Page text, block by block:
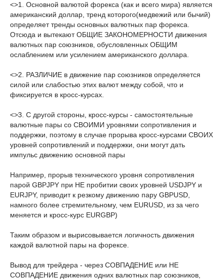
<>1. Основной валютой форекса (как и всего мира) является
американский доллар, тренд которого(медвежий или бычий)
определяет тренды основных валютных пар форекса.
Отсюда и вытекают ОБЩИЕ ЗАКОНОМЕРНОСТИ движения
валютных пар союзников, обусловленных ОБЩИМ
ослаблением или усилением американского доллара.
<>2. РАЗЛИЧИЕ в движение пар союзников определяется
силой или слабостью этих валют между собой, что и
фиксируется в кросс-курсах.
<>3. С другой стороны, кросс-курсы - самостоятельные
валютные пары со СВОИМИ уровнями сопротивления и
поддержки, поэтому в случае прорыва кросс-курсами СВОИХ
уровней сопротивлений и поддержки, они могут дать
импульс движению основной пары
Например, прорыв технического уровня сопротивления
парой GBPJPY при НЕ пробитии своих уровней USDJPY и
EURJPY, приводит к резкому движению пару GBPUSD,
намного более стремительному, чем EURUSD, из за чего
меняется и кросс-курс EURGBP)
Таким образом и вырисовывается логичность движения
каждой валютной пары на форексе.
Вывод для трейдера - через СОВПАДЕНИЕ или НЕ
СОВПАДЕНИЕ движения одних валютных пар союзников,